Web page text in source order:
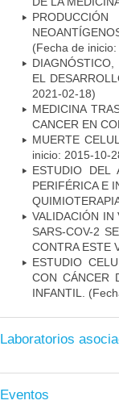
(Fecha de
EL
2021-02-18)
MEDICINA
CANCER EN
MUERTE
inicio: 2015-10-
ESTUDIO DEL
PERIFÉRICA E
VALIDACIÓN IN
SARS-COV-2
CONTRA ESTE
ESTUDIO
CON CÁNCER
INFANTIL.
Laboratorios
Eventos